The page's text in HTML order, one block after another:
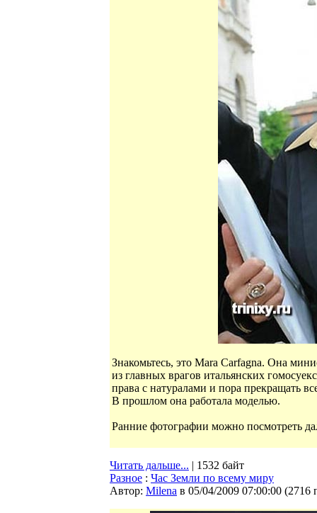
Знакомьтесь, это Mara Carfagna. Она
из главных врагов итальянских
права с натуралами и пора прекращать
В прошлом она работала моделью.
Ранние фотографии можно посмотреть
Читать дальше... | 1532 байт
Разное : Час Земли по всему миру
Автор: Milena в 05/04/2009 07:00:00 (2716